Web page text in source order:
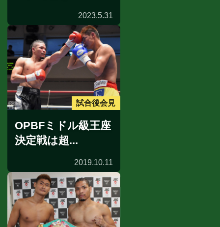
2023.5.31
試合後会見
OPBFミドル級王座
決定戦は超...
2019.10.11